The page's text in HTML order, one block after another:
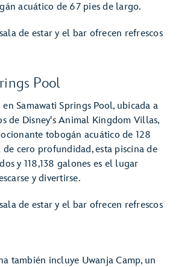
acuático de 67 pies de largo.
de estar y el bar ofrecen refrescos
Pool
Samawati Springs Pool, ubicada a
de Disney's Animal Kingdom Villas,
tobogán acuático de 128
de cero profundidad, esta piscina de
y 118,138 galones es el lugar
y divertirse.
de estar y el bar ofrecen refrescos
también incluye Uwanja Camp, un